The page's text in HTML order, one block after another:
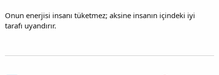
Onun enerjisi insanı tüketmez; aksine insanın içindeki iyi
tarafı uyandırır.